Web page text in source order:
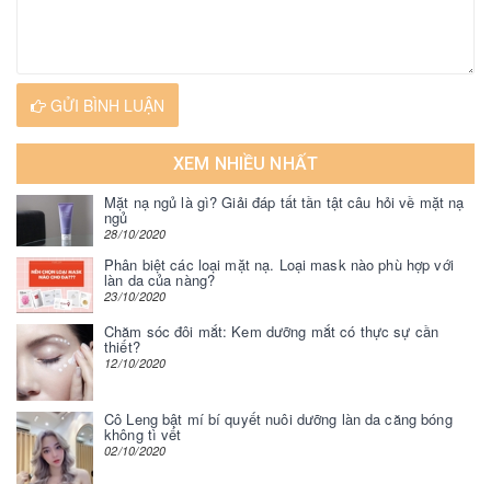
GỬI BÌNH LUẬN
XEM NHIỀU NHẤT
Mặt nạ ngủ là gì? Giải đáp tất tần tật câu hỏi về mặt nạ
ngủ
28/10/2020
Phân biệt các loại mặt nạ. Loại mask nào phù hợp với
làn da của nàng?
23/10/2020
Chăm sóc đôi mắt: Kem dưỡng mắt có thực sự cần
thiết?
12/10/2020
Cô Leng bật mí bí quyết nuôi dưỡng làn da căng bóng
không tì vết
02/10/2020